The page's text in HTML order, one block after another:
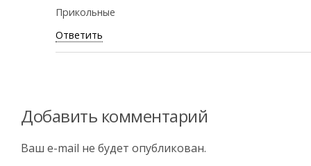
Прикольные
Ответить
Добавить комментарий
Ваш e-mail не будет опубликован.